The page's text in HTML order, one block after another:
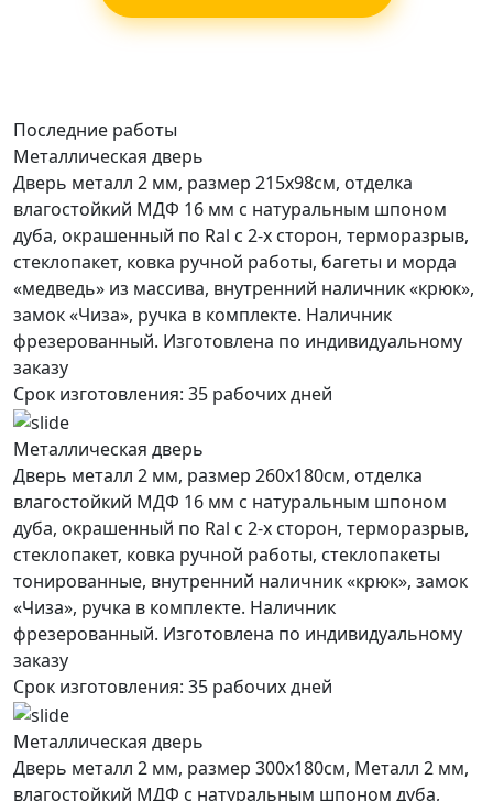
Последние работы
Металлическая дверь
Дверь металл 2 мм, размер 215х98см, отделка
влагостойкий МДФ 16 мм с натуральным шпоном
дуба, окрашенный по Ral с 2-х сторон, терморазрыв,
стеклопакет, ковка ручной работы, багеты и морда
«медведь» из массива, внутренний наличник «крюк»,
замок «Чиза», ручка в комплекте. Наличник
фрезерованный. Изготовлена по индивидуальному
заказу
Срок изготовления: 35 рабочих дней
Металлическая дверь
Дверь металл 2 мм, размер 260х180см, отделка
влагостойкий МДФ 16 мм с натуральным шпоном
дуба, окрашенный по Ral с 2-х сторон, терморазрыв,
стеклопакет, ковка ручной работы, стеклопакеты
тонированные, внутренний наличник «крюк», замок
«Чиза», ручка в комплекте. Наличник
фрезерованный. Изготовлена по индивидуальному
заказу
Срок изготовления: 35 рабочих дней
Металлическая дверь
Дверь металл 2 мм, размер 300х180см, Металл 2 мм,
влагостойкий МДФ с натуральным шпоном дуба,